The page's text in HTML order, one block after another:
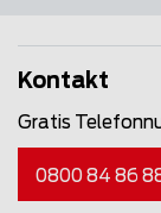
Kontakt
Gratis
0800 84 86